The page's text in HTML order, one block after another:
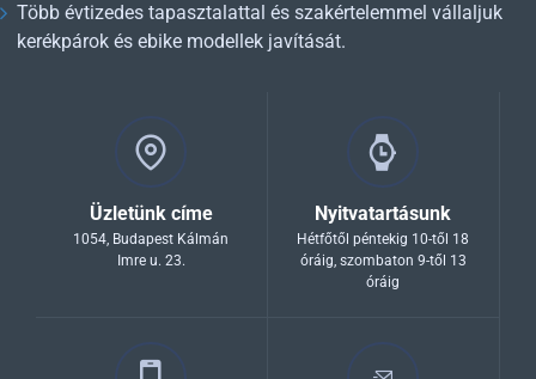
Több évtizedes tapasztalattal és szakértelemmel vállaljuk
kerékpárok és ebike modellek javítását.
Üzletünk címe
1054, Budapest Kálmán
Imre u. 23.
Nyitvatartásunk
Hétfőtől péntekig 10-től 18
óráig, szombaton 9-től 13
óráig